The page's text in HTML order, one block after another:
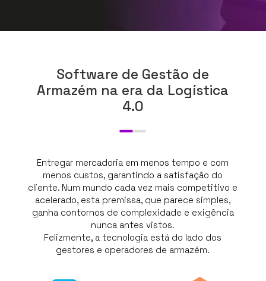
Software de Gestão de
Armazém na era da Logística
4.0
Entregar mercadoria em menos tempo e com
menos custos, garantindo a satisfação do
cliente. Num mundo cada vez mais competitivo e
acelerado, esta premissa, que parece simples,
ganha contornos de complexidade e exigência
nunca antes vistos.
Felizmente, a tecnologia está do lado dos
gestores e operadores de armazém.